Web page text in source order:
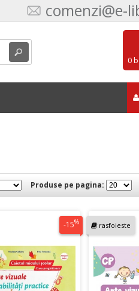
comenzi@e-
0
Produse pe pagina:
-15% rasfoieste